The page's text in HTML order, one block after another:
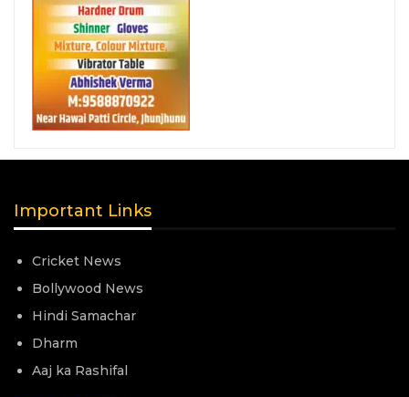
Important Links
Cricket News
Bollywood News
Hindi Samachar
Dharm
Aaj ka Rashifal